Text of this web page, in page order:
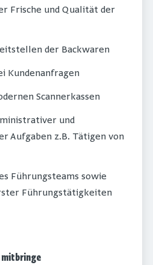
Frische und Qualität der
der Backwaren
Kundenanfragen
Scannerkassen
und
Aufgaben z.B. Tätigen von
Führungsteams sowie
Führungstätigkeiten
mitbringe